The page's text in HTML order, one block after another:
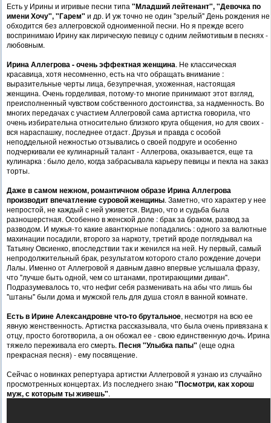
Есть у Ирины и игривые песни типа "Младший лейтенант", "Девочка по
имени Хочу", "Гарем" и др. И уж точно не один "зрелый" День рождения не
обходится без аллегровской одноименной песни. Но я прежде всего
воспринимаю Ирину как лирическую певицу с одним леймотивым в песнях -
любовным.
Ирина Аллегрова - очень эффектная женщина. Не классическая
красавица, хотя несомненно, есть на что обращать внимание :
выразительные черты лица, безупречная, ухоженная, настоящая
женщина. Очень горделивая, потому-то многие принимают этот взгляд,
преисполненный чувством собственного достоинства, за надменность. Во
многих передачах с участием Аллегровой сама артистка говорила, что
очень избирательна относительно близкого круга общения, но для своих -
вся нараспашку, последнее отдаст. Друзья и правда с особой
неподдельной нежностью отзывались о своей подруге и особенно
подчеркивали ее кулинарный талант - Аллегрова, оказывается, еще та
кулинарка : было дело, когда забрасывала карьеру певицы и пекла на заказ
торты.
Даже в самом нежном, романтичном образе Ирина Аллегрова
производит впечатление суровой женщины. Заметно, что характер у нее
непростой, не каждый с ней уживется. Видно, что и судьба была
разношерстная. Особенно в женской доле : брак за браком, развод за
разводом. И мужья-то какие авантюрные попадались : одного за валютные
махинации посадили, второго за наркоту, третий вроде поглядывал на
Татьяну Овсиенко, впоследствии так и женился на ней. Ну первый, самый
непродолжительный брак, результатом которого стало рождение дочери
Лалы. Именно от Аллегровой я давным давно впервые услышала фразу,
что "лучше быть одной, чем со штанами, протирающими диван".
Подразумевалось то, что нефиг себя разменивать на абы что лишь бы
"штаны" были дома и мужской гель для душа стоял в ванной комнате.
Есть в Ирине Александровне что-то брутальное, несмотря на всю ее
явную женственность. Артистка рассказывала, что была очень привязана к
отцу, просто боготворила, а он обожал ее - свою единственную дочь. Ирина
тяжело переживала его смерть. Песня"Улыбка папы" (еще одна
прекрасная песня) - ему посвящение.
Сейчас о новинках репертуара артистки Аллегровой я узнаю из случайно
просмотренных концертах. Из последнего знаю"Посмотри, как хорош
муж, с которым ты живешь".